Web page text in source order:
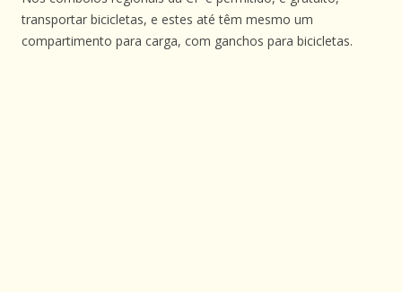
transportar bicicletas, e estes até têm mesmo um
compartimento para carga, com ganchos para bicicletas.